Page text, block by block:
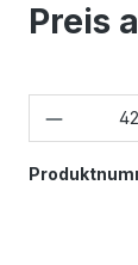
Preis